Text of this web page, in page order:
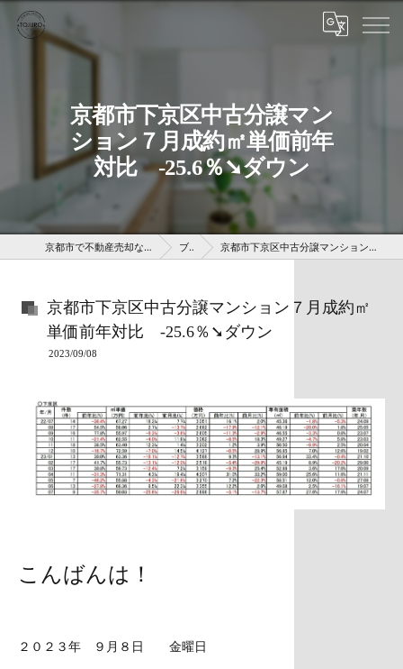
京都市下京区中古分譲マン
ション７月成約㎡単価前年
対比 -25.6％➘ダウン
京都市で不動産売却なら株式会社京 藤十郎不動産 ブログ 京都市下京区中古分譲マンション７月成約㎡単価前年対比 -25.6％➘ダウン
京都市下京区中古分譲マンション７月成約㎡
単価前年対比 -25.6％➘ダウン
2023/09/08
こんばんは！​​​​​​
２０２３年 ９月８日 金曜日